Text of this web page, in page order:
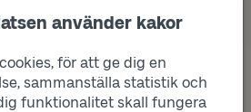
använder kakor
för att ge dig en
sammanställa statistik och
funktionalitet skall fungera
Läge
C